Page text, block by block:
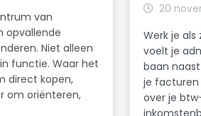
van
opvallende
Niet alleen
functie. Waar het
direct kopen,
om oriënteren,
20
Werk je als
voelt je
baan
je facturen
over je